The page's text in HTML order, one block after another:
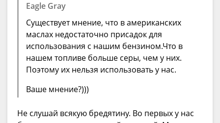
Eagle Gray
Существует мнение, что в американских
маслах недостаточно присадок для
использования с нашим бензином.Что в
нашем топливе больше серы, чем у них.
Поэтому их нельзя использовать у нас.
Ваше мнение?)))
Не слушай всякую бредятину. Во первых у нас